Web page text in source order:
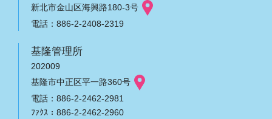
新北市金山区海興路180-3号
電話：886-2-2408-2319
基隆管理所
202009
基隆市中正区平一路360号
電話：886-2-2462-2981
ﾌｧｸｽ：886-2-2462-2960